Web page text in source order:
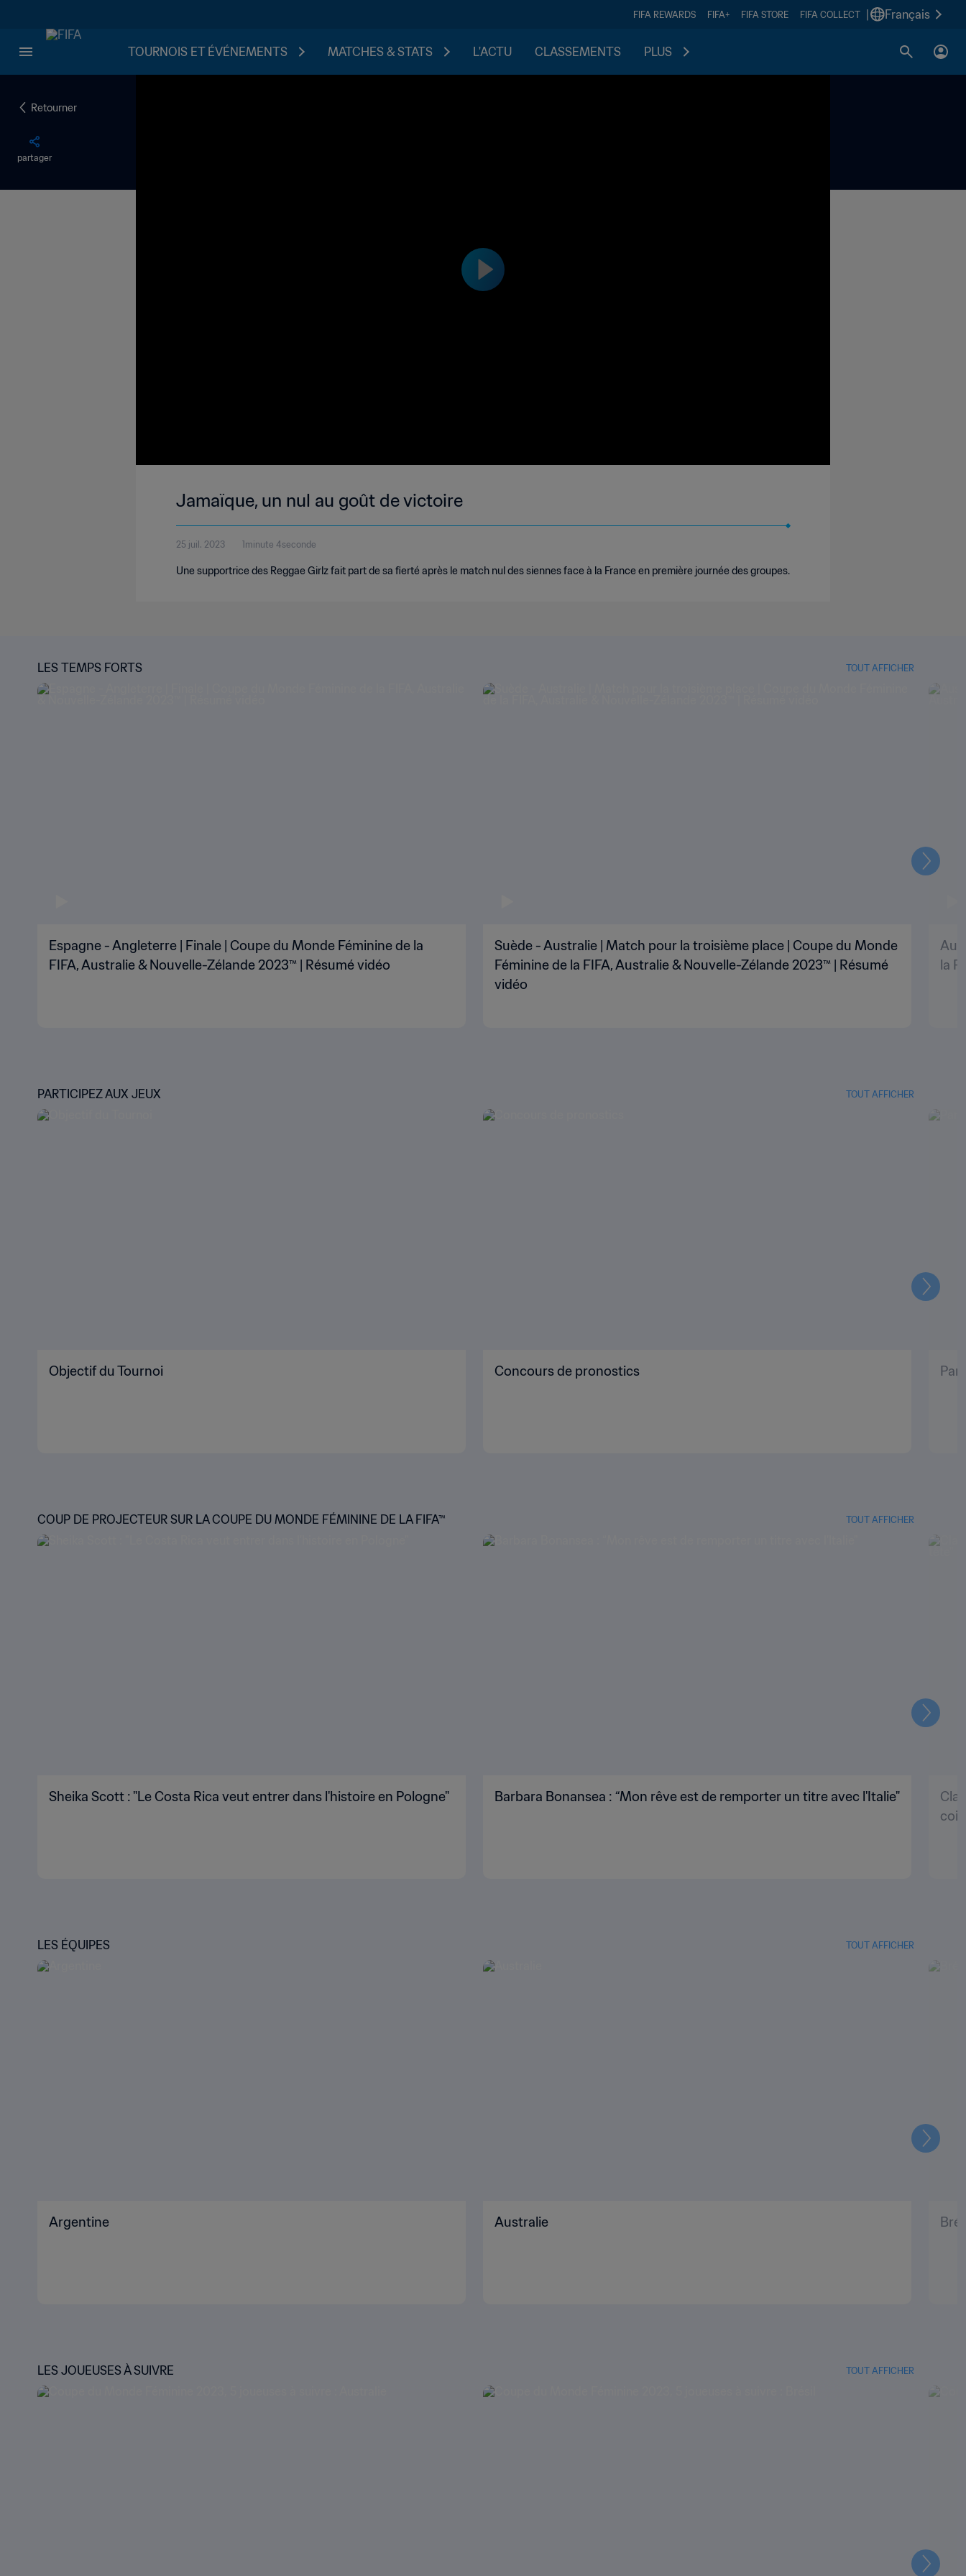
FIFA REWARDS FIFA+ FIFA STORE FIFA COLLECT Français
TOURNOIS ET ÉVÉNEMENTS MATCHES & STATS L'ACTU CLASSEMENTS PLUS
Retourner
partager
Jamaïque, un nul au goût de victoire
25 juil. 2023 1minute 4seconde
Une supportrice des Reggae Girlz fait part de sa fierté après le match nul des siennes face à la France en première journée des groupes.
LES TEMPS FORTS TOUT AFFICHER
Espagne - Angleterre | Finale | Coupe du Monde Féminine de la
FIFA, Australie & Nouvelle-Zélande 2023™ | Résumé vidéo
Suède - Australie | Match pour la troisième place | Coupe du Monde
Féminine de la FIFA, Australie & Nouvelle-Zélande 2023™ | Résumé
vidéo
la
Suivant
PARTICIPEZ AUX JEUX TOUT AFFICHER
Objectif du Tournoi Concours de pronostics
Suivant
COUP DE PROJECTEUR SUR LA COUPE DU MONDE FÉMININE DE LA FIFA™ TOUT AFFICHER
Sheika Scott : "Le Costa Rica veut entrer dans l'histoire en Pologne" Barbara Bonansea : “Mon rêve est de remporter un titre avec l'Italie"
Suivant
LES ÉQUIPES TOUT AFFICHER
Argentine Australie
Suivant
LES JOUEUSES À SUIVRE TOUT AFFICHER
Suivant